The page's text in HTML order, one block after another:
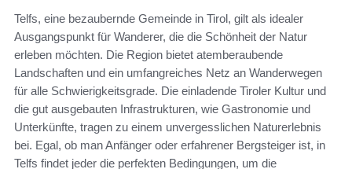
Telfs, eine bezaubernde Gemeinde in Tirol, gilt als idealer
Ausgangspunkt für Wanderer, die die Schönheit der Natur
erleben möchten. Die Region bietet atemberaubende
Landschaften und ein umfangreiches Netz an Wanderwegen
für alle Schwierigkeitsgrade. Die einladende Tiroler Kultur und
die gut ausgebauten Infrastrukturen, wie Gastronomie und
Unterkünfte, tragen zu einem unvergesslichen Naturerlebnis
bei. Egal, ob man Anfänger oder erfahrener Bergsteiger ist, in
Telfs findet jeder die perfekten Bedingungen, um die